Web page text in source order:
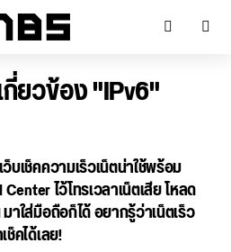
ยวข้อง "IPv6"
บเช็คความเร็วเน็ตน่าใช้พร้อม
ไว้โทรเวลาเน็ตเสีย โหลด
าใส่มือถือก็ได้ อยากรู้ว่าเน็ตเร็ว
ช็คได้เลย!